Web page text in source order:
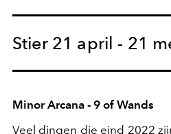
Stier 21 april - 21
Minor Arcana - 9 of Wands
Veel dingen die eind 2022